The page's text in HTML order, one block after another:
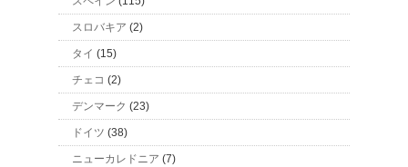
スロバキア (2)
タイ (15)
チェコ (2)
デンマーク (23)
ドイツ (38)
ニューカレドニア (7)